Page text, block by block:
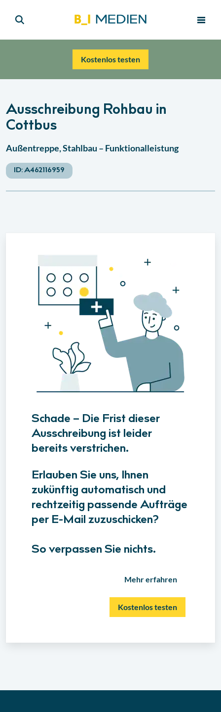
Kostenlos testen
Ausschreibung Rohbau in
Cottbus
Außentreppe, Stahlbau – Funktionalleistung
ID:A462116959
Schade – Die Frist dieser
Ausschreibung ist leider
bereits verstrichen.
Erlauben Sie uns, Ihnen
zukünftig automatisch und
rechtzeitig passende Aufträge
per E-Mail zuzuschicken?
So verpassen Sie nichts.
Mehr erfahren
Kostenlos testen